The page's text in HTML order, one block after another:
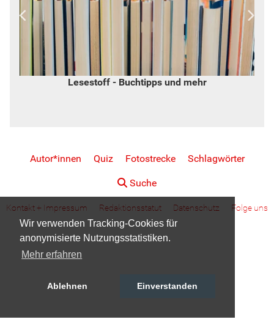
Wir verwenden Tracking-Cookies für
anonymisierte Nutzungsstatistiken.
Mehr erfahren
Ablehnen Einverstanden
Lesestoff - Buchtipps und mehr
Autor*innen Quiz Fotostrecke Schlagwörter
Suche
Kontakt + Impressum Redaktionsstatut Datenschutz Folge uns